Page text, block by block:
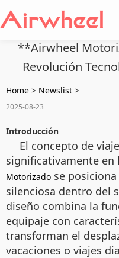
**Airwheel
Revolución
Home > Newslist >
2025-08-23
Introducción
El concepto de
significativamente en
Motorizado se
silenciosa dentro del
diseño combina la
equipaje con
transforman el
vacaciones o viajes